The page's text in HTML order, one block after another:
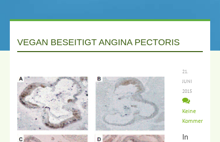
VEGAN BESEITIGT ANGINA PECTORIS
21.
JUNI
2015
Keine
Kommentare
In